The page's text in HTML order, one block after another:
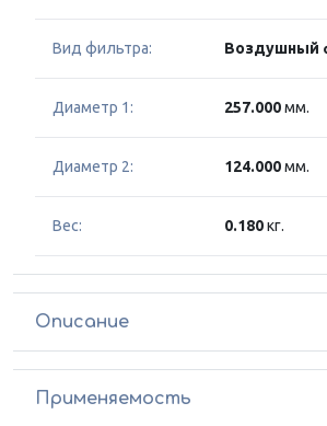
Вид фильтра: Воздушный
Диаметр 1: 257.000мм.
Диаметр 2: 124.000мм.
Вес: 0.180кг.
Описание
Применяемость